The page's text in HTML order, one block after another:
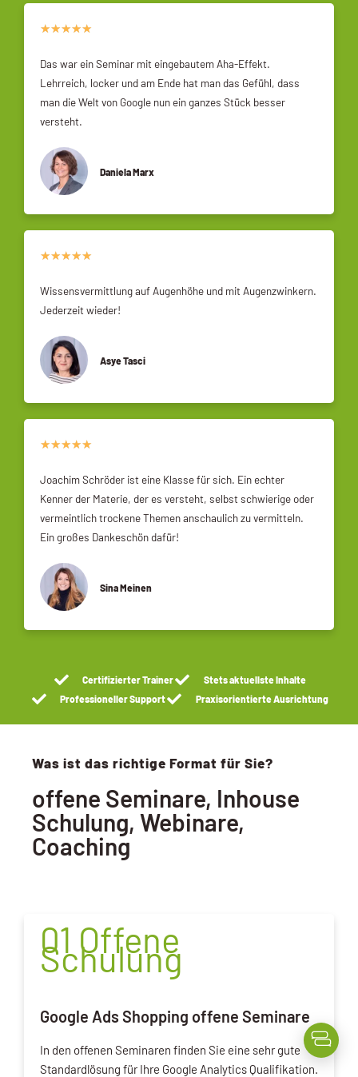
★★★★★
Das war ein Seminar mit eingebautem Aha-Effekt.
Lehrreich, locker und am Ende hat man das Gefühl, dass
man die Welt von Google nun ein ganzes Stück besser
versteht.
Daniela Marx
★★★★★
Wissensvermittlung auf Augenhöhe und mit Augenzwinkern.
Jederzeit wieder!
Asye Tasci
★★★★★
Joachim Schröder ist eine Klasse für sich. Ein echter
Kenner der Materie, der es versteht, selbst schwierige oder
vermeintlich trockene Themen anschaulich zu vermitteln.
Ein großes Dankeschön dafür!
Sina Meinen
Certifizierter Trainer
Stets aktuellste Inhalte
Professioneller Support
Praxisorientierte Ausrichtung
Was ist das richtige Format für Sie?
offene Seminare, Inhouse
Schulung, Webinare,
Coaching
01 Offene
Schulung
Google Ads Shopping offene Seminare
In den offenen Seminaren finden Sie eine sehr gute
Standardlösung für Ihre Google Analytics Qualifikation.